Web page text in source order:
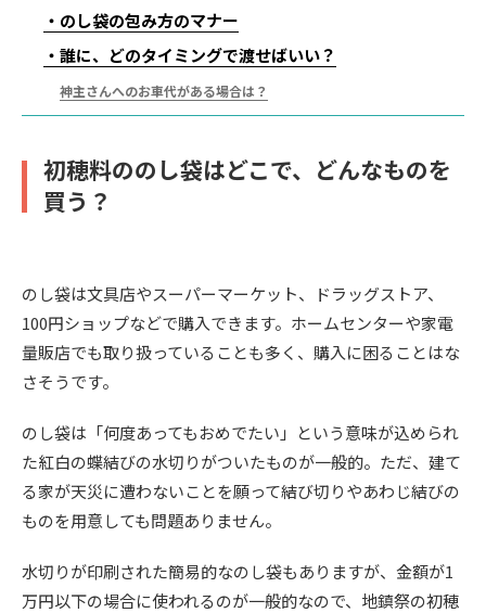
のし袋の包み方のマナー
誰に、どのタイミングで渡せばいい？
神主さんへのお車代がある場合は？
初穂料ののし袋はどこで、どんなものを
買う？
のし袋は文具店やスーパーマーケット、ドラッグストア、
100円ショップなどで購入できます。ホームセンターや家電
量販店でも取り扱っていることも多く、購入に困ることはな
さそうです。
のし袋は「何度あってもおめでたい」という意味が込められ
た紅白の蝶結びの水切りがついたものが一般的。ただ、建て
る家が天災に遭わないことを願って結び切りやあわじ結びの
ものを用意しても問題ありません。
水切りが印刷された簡易的なのし袋もありますが、金額が1
万円以下の場合に使われるのが一般的なので、地鎮祭の初穂